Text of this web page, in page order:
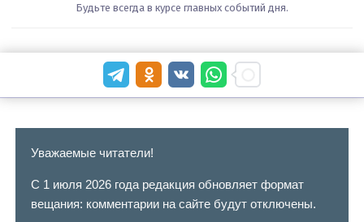
Будьте всегда в курсе главных событий дня.
Уважаемые читатели!
С 1 июля 2026 года редакция обновляет формат
вещания: комментарии на сайте будут отключены.